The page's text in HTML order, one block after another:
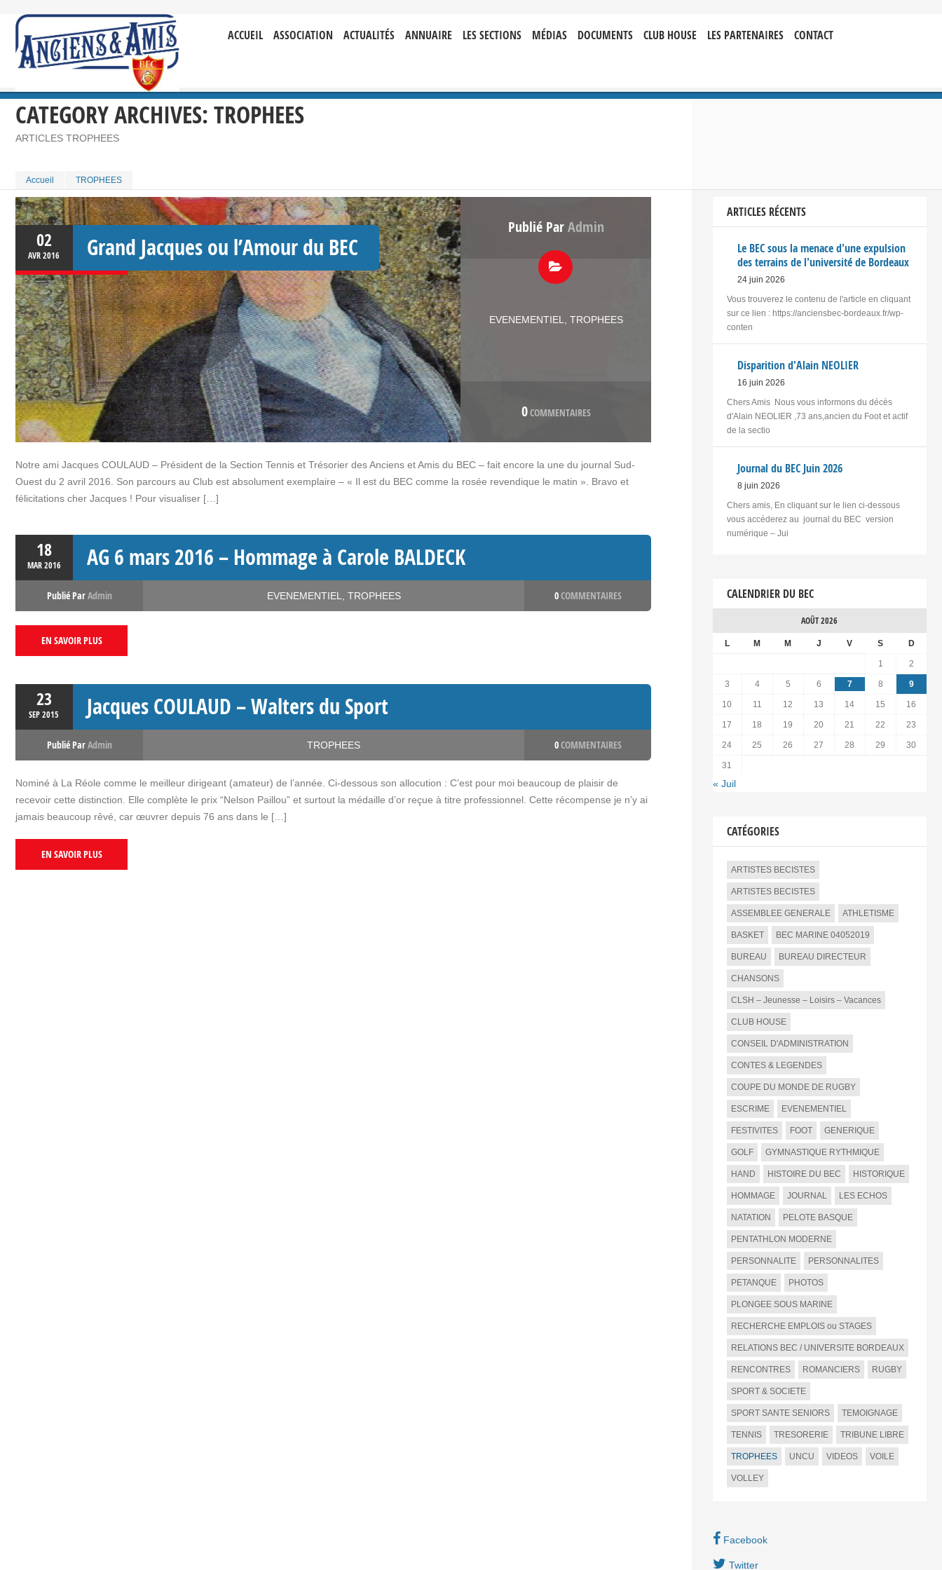
ACCUEIL ASSOCIATION ACTUALITÉS ANNUAIRE LES SECTIONS MÉDIAS DOCUMENTS CLUB HOUSE LES PARTENAIRES CONTACT
CATEGORY ARCHIVES:TROPHEES
ARTICLES TROPHEES
Accueil TROPHEES
02
AVR2016 Grand Jacques ou l’Amour du BEC
Publié ParAdmin
EVENEMENTIEL TROPHEES
0COMMENTAIRES
Notre ami Jacques COULAUD – Président de la Section Tennis et Trésorier des Anciens et Amis du BEC – fait encore la une du journal Sud-
Ouest du 2 avril 2016. Son parcours au Club est absolument exemplaire – « Il est du BEC comme la rosée revendique le matin ». Bravo et
félicitations cher Jacques ! Pour visualiser […]
18
MAR2016 AG 6 mars 2016 – Hommage à Carole BALDECK
Publié ParAdmin EVENEMENTIEL TROPHEES 0COMMENTAIRES
EN SAVOIR PLUS
23
SEP2015 Jacques COULAUD – Walters du Sport
Publié ParAdmin TROPHEES 0COMMENTAIRES
Nominé à La Réole comme le meilleur dirigeant (amateur) de l’année. Ci-dessous son allocution : C’est pour moi beaucoup de plaisir de
recevoir cette distinction. Elle complète le prix “Nelson Paillou” et surtout la médaille d’or reçue à titre professionnel. Cette récompense je n’y ai
jamais beaucoup rêvé, car œuvrer depuis 76 ans dans le […]
EN SAVOIR PLUS
ARTICLES RÉCENTS
Le BEC sous la menace d'une expulsion
des terrains de l'université de Bordeaux
24 juin 2026
Vous trouverez le contenu de l'article en cliquant
sur ce lien : https://anciensbec-bordeaux.fr/wp-
conten
Disparition d'Alain NEOLIER
16 juin 2026
Chers Amis Nous vous informons du décès
d'Alain NEOLIER ,73 ans,ancien du Foot et actif
de la sectio
Journal du BEC Juin 2026
8 juin 2026
Chers amis, En cliquant sur le lien ci-dessous
vous accéderez au journal du BEC version
numérique – Jui
CALENDRIER DU BEC
AOÛT 2026
L M M J V S D
1 2
3 4 5 6 7 8 9
10 11 12 13 14 15 16
17 18 19 20 21 22 23
24 25 26 27 28 29 30
31
« Juil
CATÉGORIES
ARTISTES BECISTES
ARTISTES BECISTES
ASSEMBLEE GENERALE ATHLETISME
BASKET BEC MARINE 04052019
BUREAU BUREAU DIRECTEUR
CHANSONS
CLSH – Jeunesse – Loisirs – Vacances
CLUB HOUSE
CONSEIL D'ADMINISTRATION
CONTES & LEGENDES
COUPE DU MONDE DE RUGBY
ESCRIME EVENEMENTIEL
FESTIVITES FOOT GENERIQUE
GOLF GYMNASTIQUE RYTHMIQUE
HAND HISTOIRE DU BEC HISTORIQUE
HOMMAGE JOURNAL LES ECHOS
NATATION PELOTE BASQUE
PENTATHLON MODERNE
PERSONNALITE PERSONNALITES
PETANQUE PHOTOS
PLONGEE SOUS MARINE
RECHERCHE EMPLOIS ou STAGES
RELATIONS BEC / UNIVERSITE BORDEAUX
RENCONTRES ROMANCIERS RUGBY
SPORT & SOCIETE
SPORT SANTE SENIORS TEMOIGNAGE
TENNIS TRESORERIE TRIBUNE LIBRE
TROPHEES UNCU VIDEOS VOILE
VOLLEY
Facebook
Twitter